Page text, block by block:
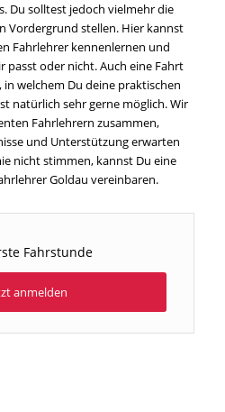
Du solltest jedoch vielmehr die
Vordergrund stellen. Hier kannst
Fahrlehrer kennenlernen und
passt oder nicht. Auch eine Fahrt
welchem Du deine praktischen
natürlich sehr gerne möglich. Wir
Fahrlehrern zusammen,
und Unterstützung erwarten
nicht stimmen, kannst Du eine
Goldau vereinbaren.
Fahrstunde
anmelden